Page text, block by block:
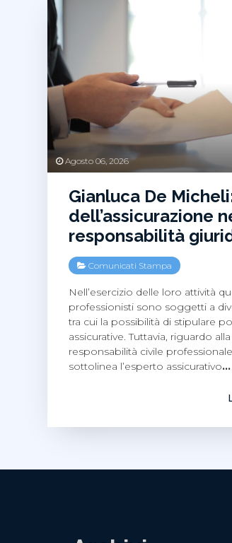
Agosto 06, 2026
Gianluca De
dell’assicurazione
responsabilità
Comunicati Stampa
Nell’esercizio delle loro attività
professionisti sono soggetti a
tra cui la possibilità di stipulare
assicurative. Tuttavia, riguardo alla
responsabilità civile
sottolinea l’esperto assicurativo…